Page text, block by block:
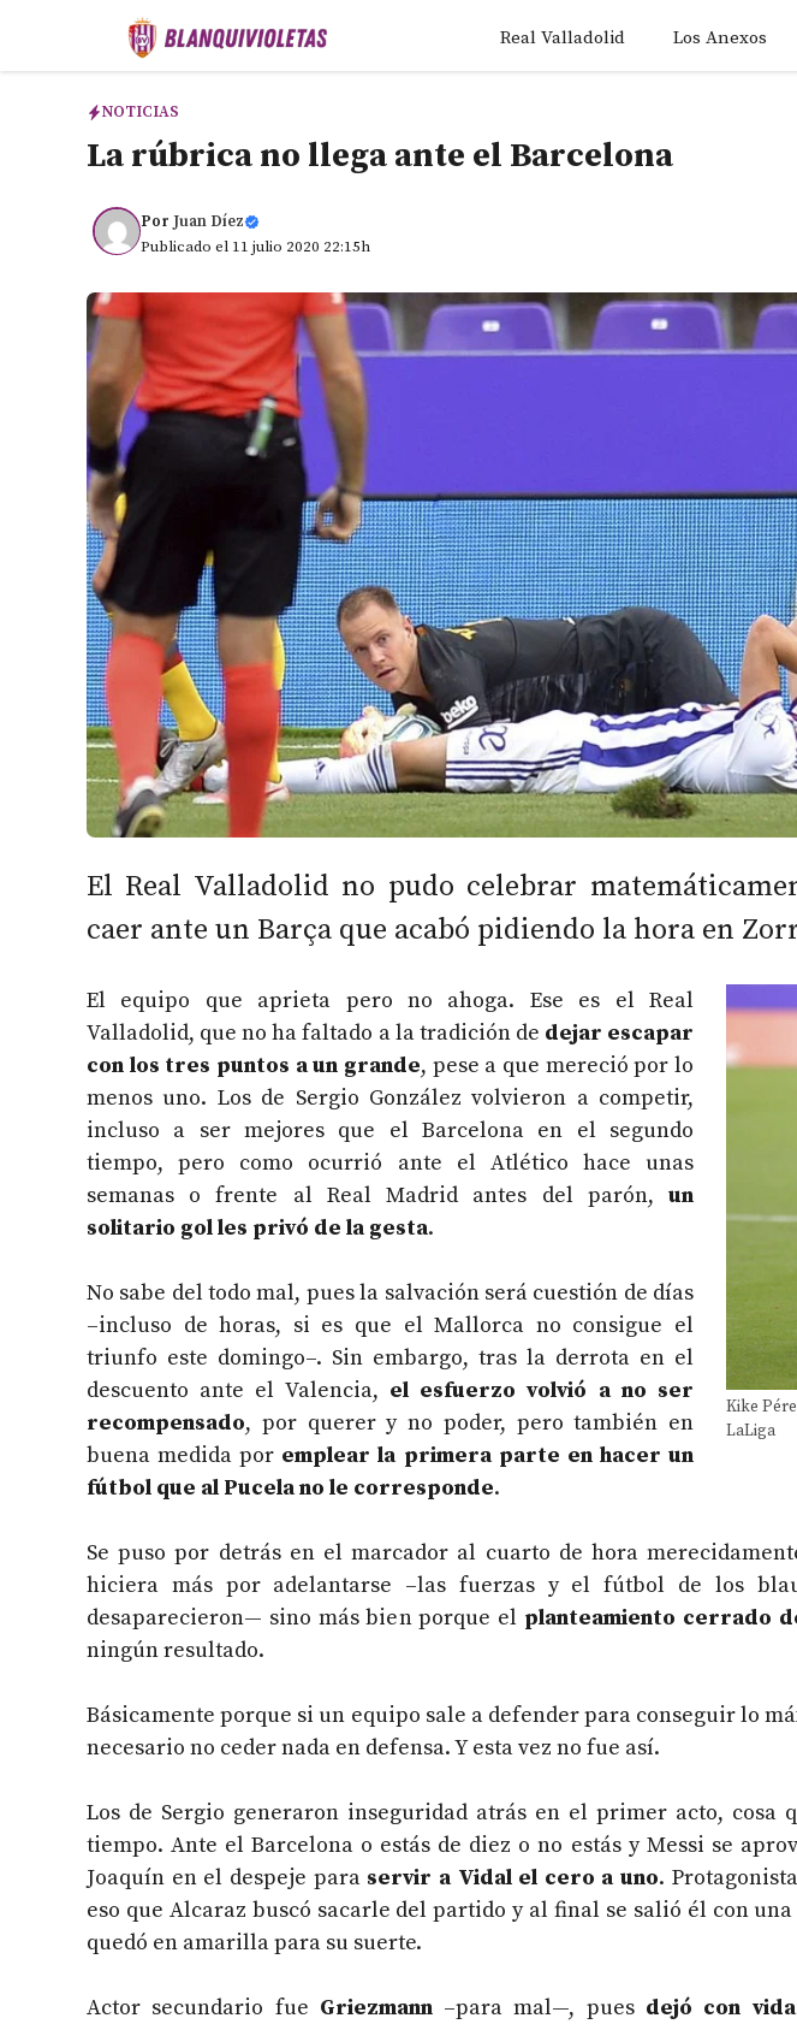
Real Valladolid Los Anexos
NOTICIAS
La rúbrica no llega ante el Barcelona
Por Juan Díez
Publicado el 11 julio 2020 22:15h
El Real Valladolid no pudo celebrar
caer ante un Barça que acabó pidiendo la hora en
Kike
LaLiga
El equipo que aprieta pero no ahoga. Ese es el Real
Valladolid, que no ha faltado a la tradición de dejar escapar
con los tres puntos a un grande, pese a que mereció por lo
menos uno. Los de Sergio González volvieron a competir,
incluso a ser mejores que el Barcelona en el segundo
tiempo, pero como ocurrió ante el Atlético hace unas
semanas o frente al Real Madrid antes del parón, un
solitario gol les privó de la gesta.
No sabe del todo mal, pues la salvación será cuestión de días
–incluso de horas, si es que el Mallorca no consigue el
triunfo este domingo–. Sin embargo, tras la derrota en el
descuento ante el Valencia, el esfuerzo volvió a no ser
recompensado, por querer y no poder, pero también en
buena medida por emplear la primera parte en hacer un
fútbol que al Pucela no le corresponde.
Se puso por detrás en el marcador al cuarto de hora
hiciera más por adelantarse –las fuerzas y el fútbol de los
desaparecieron— sino más bien porque el planteamiento cerrado
ningún resultado.
Básicamente porque si un equipo sale a defender para conseguir lo
necesario no ceder nada en defensa. Y esta vez no fue así.
Los de Sergio generaron inseguridad atrás en el primer acto, cosa
tiempo. Ante el Barcelona o estás de diez o no estás y Messi se
Joaquín en el despeje para servir a Vidal el cero a uno.
eso que Alcaraz buscó sacarle del partido y al final se salió él con
quedó en amarilla para su suerte.
Actor secundario fue Griezmann–para mal—, pues dejó con